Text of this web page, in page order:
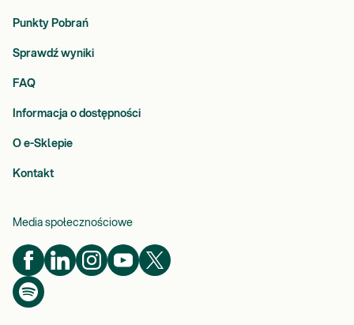
Punkty Pobrań
Sprawdź wyniki
FAQ
Informacja o dostępności
O e-Sklepie
Kontakt
Media społecznościowe